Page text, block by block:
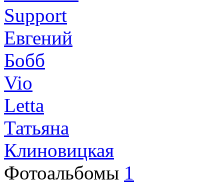
Support
Евгений
Бобб
Vio
Letta
Татьяна
Клиновицкая
Фотоальбомы 1